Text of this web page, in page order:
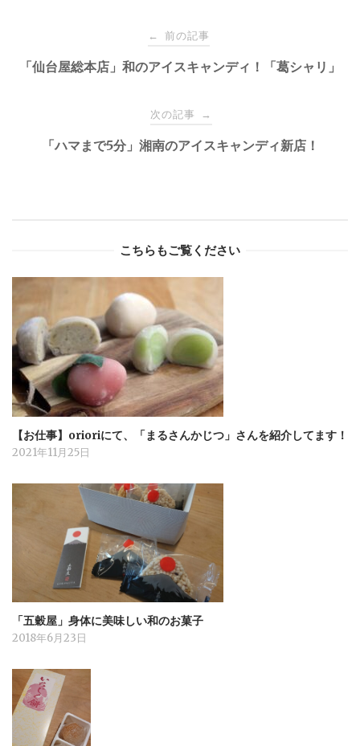
navigation
← 前の記事
「仙台屋総本店」和のアイスキャンディ！「葛シャリ」
次の記事 →
「ハマまで5分」湘南のアイスキャンディ新店！
こちらもご覧ください
【お仕事】orioriにて、「まるさんかじつ」さんを紹介してます！
2021年11月25日
「五穀屋」身体に美味しい和のお菓子
2018年6月23日